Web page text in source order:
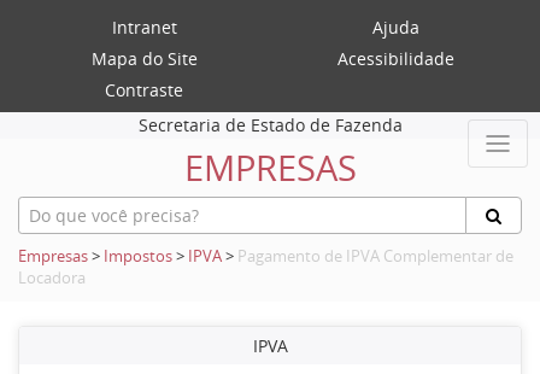
Intranet
Ajuda
Mapa do Site
Acessibilidade
Contraste
Secretaria de Estado de Fazenda
EMPRESAS
Empresas> Impostos> IPVA> Pagamento de IPVA Complementar de
Locadora
IPVA